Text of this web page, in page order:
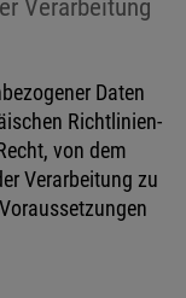
Verarbeitung
Daten
Richtlinien-
von dem
Verarbeitung zu